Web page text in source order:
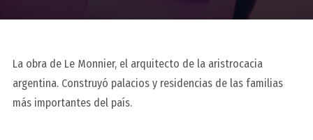
La obra de Le Monnier, el arquitecto de la aristrocacia
argentina. Construyó palacios y residencias de las familias
más importantes del país.